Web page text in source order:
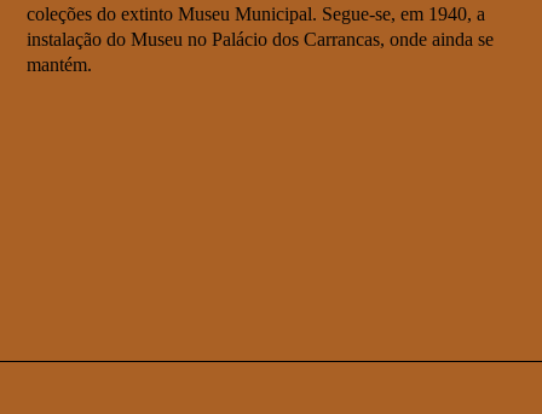
coleções do extinto Museu Municipal. Segue-se, em 1940, a
instalação do Museu no Palácio dos Carrancas, onde ainda se
mantém.